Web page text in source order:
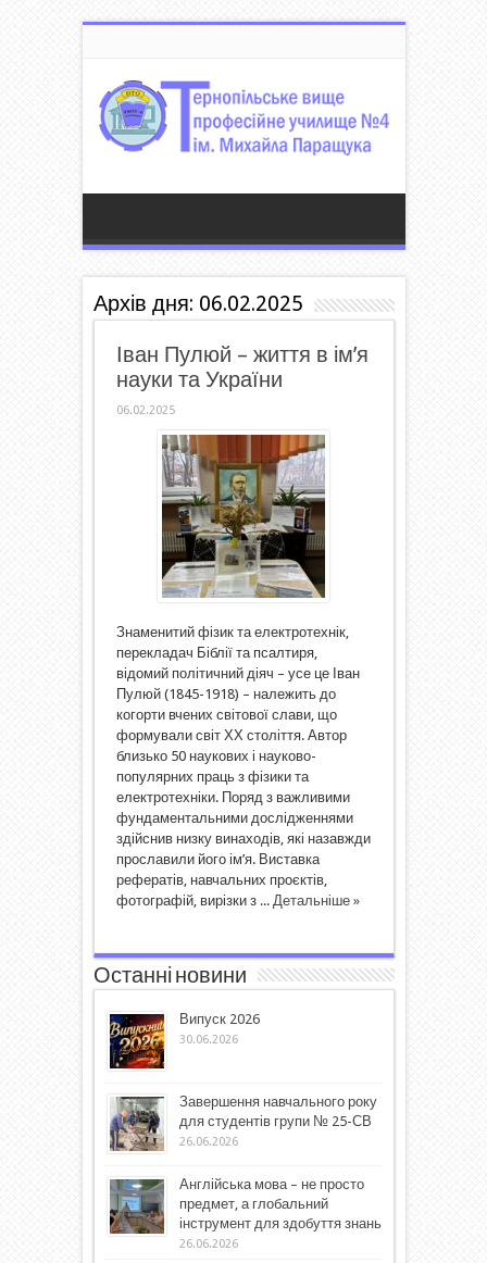
Архів дня: 06.02.2025
Іван Пулюй – життя в ім’я
науки та України
06.02.2025
Знаменитий фізик та електротехнік,
перекладач Біблії та псалтиря,
відомий політичний діяч – усе це Іван
Пулюй (1845-1918) – належить до
когорти вчених світової слави, що
формували світ ХХ століття. Автор
близько 50 наукових і науково-
популярних праць з фізики та
електротехніки. Поряд з важливими
фундаментальними дослідженнями
здійснив низку винаходів, які назавжди
прославили його ім’я. Виставка
рефератів, навчальних проєктів,
фотографій, вирізки з ... Детальніше »
Останні новини
Випуск 2026
30.06.2026
Завершення навчального року
для студентів групи № 25-СВ
26.06.2026
Англійська мова – не просто
предмет, а глобальний
інструмент для здобуття знань
26.06.2026